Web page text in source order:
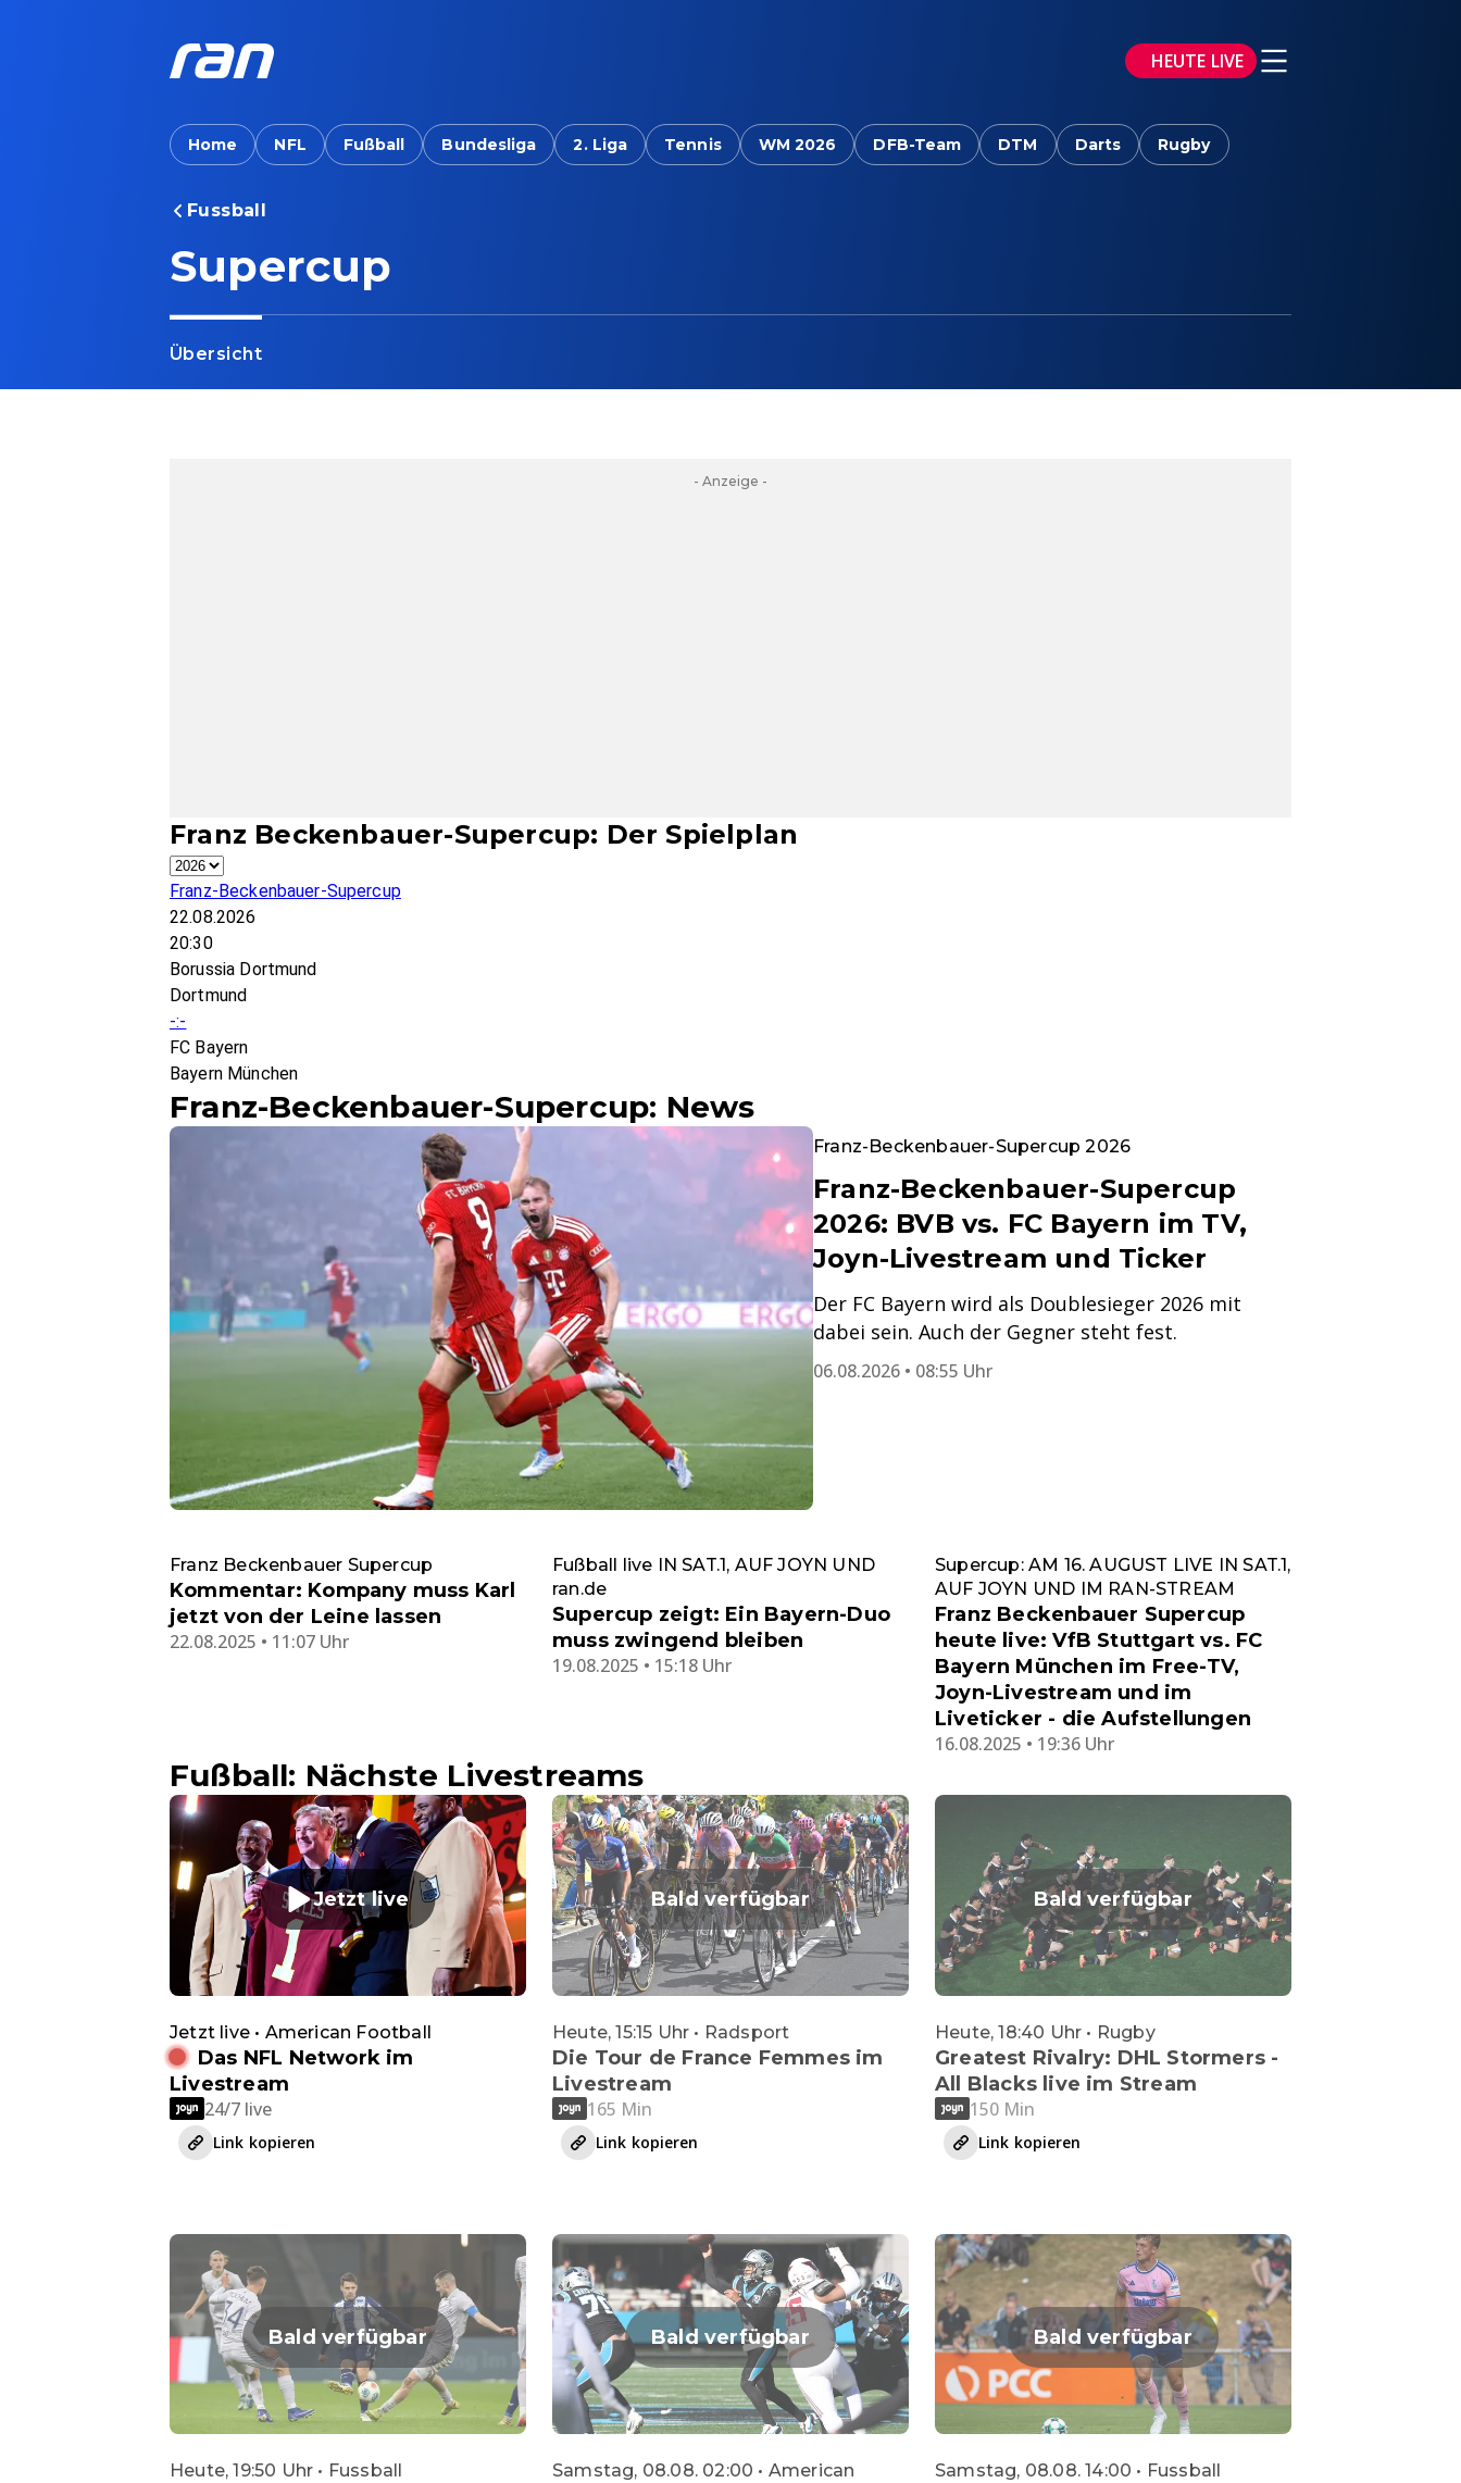
HEUTE LIVE
Home NFL Fußball Bundesliga 2. Liga Tennis WM 2026 DFB-Team DTM Darts Rugby
Fussball
Supercup
Übersicht
- Anzeige -
Franz Beckenbauer-Supercup: Der Spielplan
Franz-Beckenbauer-Supercup
22.08.2026
20:30
Borussia Dortmund
Dortmund
-:-
FC Bayern
Bayern München
Franz-Beckenbauer-Supercup: News
Franz-Beckenbauer-Supercup 2026
Franz-Beckenbauer-Supercup
2026: BVB vs. FC Bayern im TV,
Joyn-Livestream und Ticker
Der FC Bayern wird als Doublesieger 2026 mit
dabei sein. Auch der Gegner steht fest.
06.08.2026 • 08:55 Uhr
Franz Beckenbauer Supercup
Kommentar: Kompany muss Karl
jetzt von der Leine lassen
22.08.2025 • 11:07 Uhr
Fußball live IN SAT.1, AUF JOYN UND
ran.de
Supercup zeigt: Ein Bayern-Duo
muss zwingend bleiben
19.08.2025 • 15:18 Uhr
Supercup: AM 16. AUGUST LIVE IN SAT.1,
AUF JOYN UND IM RAN-STREAM
Franz Beckenbauer Supercup
heute live: VfB Stuttgart vs. FC
Bayern München im Free-TV,
Joyn-Livestream und im
Liveticker - die Aufstellungen
16.08.2025 • 19:36 Uhr
Fußball: Nächste Livestreams
Jetzt live
Jetzt live • American Football
Das NFL Network im
Livestream
24/7 live
Link kopieren
Bald verfügbar
Heute, 15:15 Uhr • Radsport
Die Tour de France Femmes im
Livestream
165 Min
Link kopieren
Bald verfügbar
Heute, 18:40 Uhr • Rugby
Greatest Rivalry: DHL Stormers -
All Blacks live im Stream
150 Min
Link kopieren
Bald verfügbar
Heute, 19:50 Uhr • Fussball
Bald verfügbar
Samstag, 08.08. 02:00 • American
Bald verfügbar
Samstag, 08.08. 14:00 • Fussball